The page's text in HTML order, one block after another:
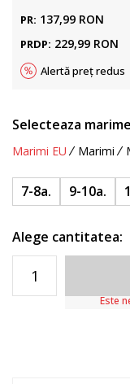
PR: 137,99 RON
PRDP: 229,99 RON
Alertă preț redus
Selecteaza
Marimi EU Marimi
7-8a. 9-10a.
Alege cantitatea:
Este